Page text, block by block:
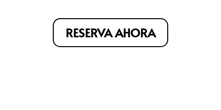
RESERVA AHORA